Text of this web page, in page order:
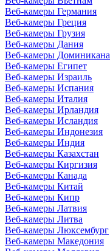
Веб-камеры Германия
Веб-камеры Греция
Веб-камеры Грузия
Веб-камеры Дания
Веб-камеры Доминикана
Веб-камеры Египет
Веб-камеры Израиль
Веб-камеры Испания
Веб-камеры Италия
Веб-камеры Ирландия
Веб-камеры Исландия
Веб-камеры Индонезия
Веб-камеры Индия
Веб-камеры Казахстан
Веб-камеры Киргизия
Веб-камеры Канада
Веб-камеры Китай
Веб-камеры Кипр
Веб-камеры Латвия
Веб-камеры Литва
Веб-камеры Люксембург
Веб-камеры Македония